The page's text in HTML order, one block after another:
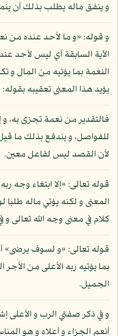
و ينفق ماله يطلب بذلك أن
و قوله: «و ما لأحد عنده من
الآية السابقة أي ليس لأحد
النعمة بما يؤتيه من المال و
يؤيد هذا المعنى تعقيبه بقوله:
فالتقدير من نعمة تجزى به،
للفواصل، و يندفع بذلك ما
لأن القصد ليس لفاعل معين.
قوله تعالى: «إلا ابتغاء وجه
المعنى و لكنه يؤتي ماله طلبا
كلام في معنى وجه الله تعالى و
قوله تعالى: «و لسوف يرضى»
بما يؤتيه ربه الأعلى من
الجميل.
و في ذكر صفتي الرب و الأعلى
أنعم الجزاء و أعلاه و هو